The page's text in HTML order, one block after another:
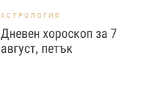
АСТРОЛОГИЯ
Дневен хороскоп за 7
август, петък